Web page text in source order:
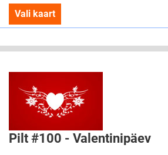
Vali kaart
Pilt #100 - Valentinipäev